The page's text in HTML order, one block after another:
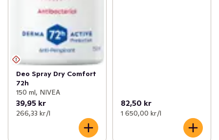
Deo Spray Dry Comfort
72h
150 ml, NIVEA
39,95 kr
266,33 kr /l
82,50 kr
1 650,00 kr /l